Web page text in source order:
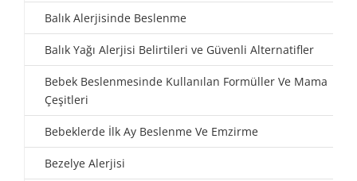
Balık Alerjisinde Beslenme
Balık Yağı Alerjisi Belirtileri ve Güvenli Alternatifler
Bebek Beslenmesinde Kullanılan Formüller Ve Mama
Çeşitleri
Bebeklerde İlk Ay Beslenme Ve Emzirme
Bezelye Alerjisi